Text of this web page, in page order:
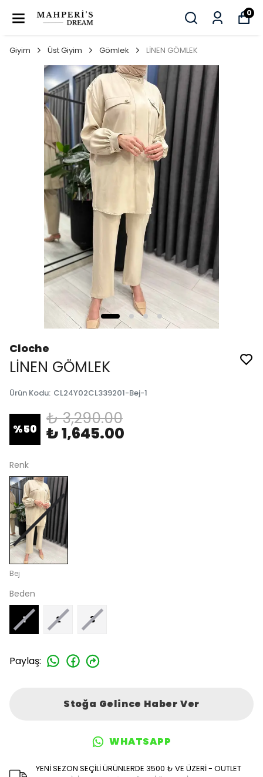
0
Giyim Üst Giyim Gömlek LİNEN GÖMLEK
Cloche
LİNEN GÖMLEK
Ürün Kodu: CL24Y02CL339201-Bej-1
%50
₺ 3,290.00
₺ 1,645.00
Renk
Bej
Beden
1 2 3
Paylaş:
Stoğa Gelince Haber Ver
WHATSAPP
YENİ SEZON SEÇİLİ ÜRÜNLERDE 3500 ₺ VE ÜZERİ - OUTLET